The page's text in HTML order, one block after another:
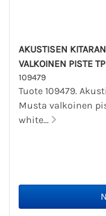
AKUSTISEN
VALKOINEN PISTE
109479
Tuote 109479.
Musta valkoinen
white...